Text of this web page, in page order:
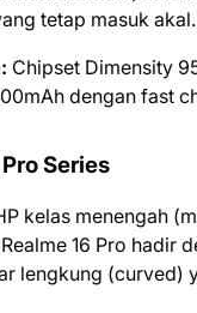
tetap masuk akal.
Chipset Dimensity
dengan fast
Series
kelas menengah
16 Pro hadir
lengkung (curved)